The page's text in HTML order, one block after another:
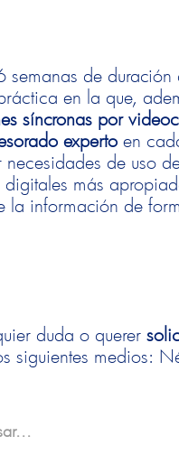
semanas de
en la que,
síncronas por
experto en
de uso
digitales más
la información de
duda o querer
siguientes medios: